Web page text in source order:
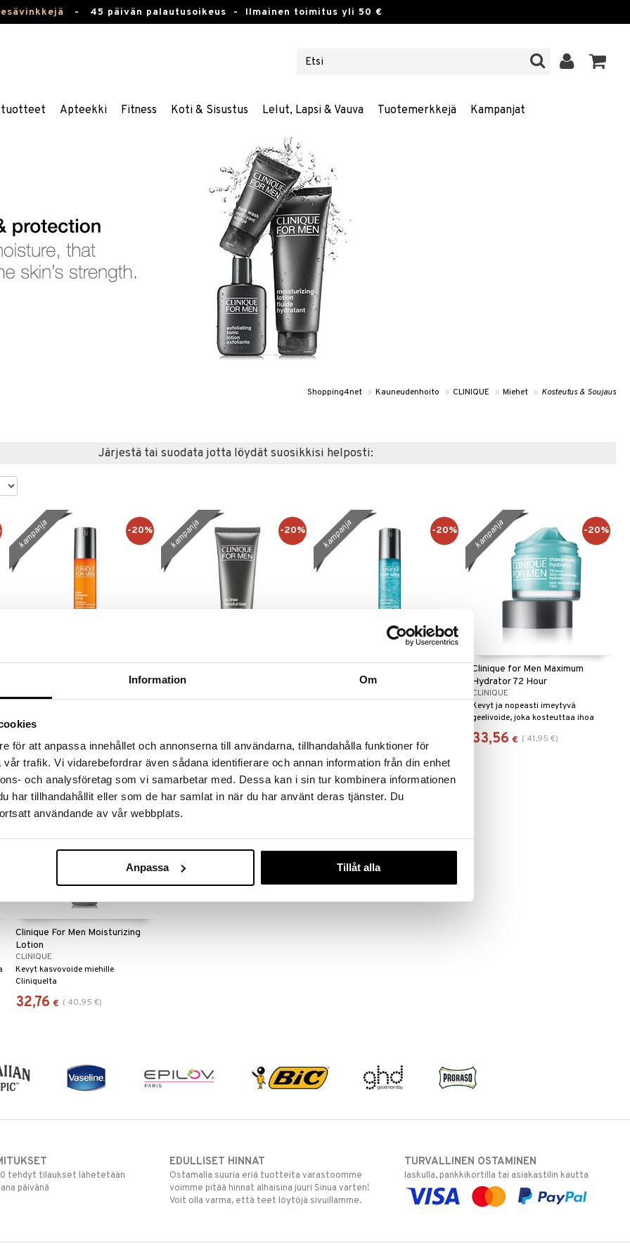
Information Om
för att anpassa innehållet och annonserna till användarna, tillhandahålla funktioner för
trafik. Vi vidarebefordrar även sådana identifierare och annan information från din enhet
och analysföretag som vi samarbetar med. Dessa kan i sin tur kombinera informationen
har tillhandahållit eller som de har samlat in när du har använt deras tjänster. Du
användande av vår webbplats.
Anpassa Tillåt alla
- 45 päivän palautusoikeus - Ilmainen toimitus yli 50 €
Apteekki Fitness Koti & Sisustus Lelut, Lapsi & Vauva Tuotemerkkejä Kampanjat
Shopping4net » Kauneudenhoito » CLINIQUE » Miehet » Kosteutus & Soujaus
Järjestä tai suodata jotta löydät suosikkisi helposti:
ehkäisevä, öljytön kosteusvoide -
Clinique
43,95 54,94
kampanja -20%
Moisturizer
34,36 42,95 €)
kampanja -20%
Hydrator Water Gel
39,96 € 49,95
kampanja -20%
Clinique for Men Maximum
Hydrator 72 Hour
CLINIQUE
Kevyt ja nopeasti imeytyvä
geelivoide, joka kosteuttaa ihoa
jatkuvasti 72 tunnin ajan, Clinique.
33,56 € ( 41,95 €)
kampanja -20%
Clinique For Men Moisturizing
Lotion
CLINIQUE
Kevyt kasvovoide miehille
Cliniquelta
32,76 € ( 40,95 €)
kampanja -20%
tehdyt tilaukset lähetetään
päivänä
EDULLISET HINNAT
Ostamalla suuria eriä tuotteita varastoomme
voimme pitää hinnat alhaisina juuri Sinua varten!
Voit olla varma, että teet löytöjä sivuillamme.
TURVALLINEN OSTAMINEN
laskulla, pankkikortilla tai asiakastilin kautta